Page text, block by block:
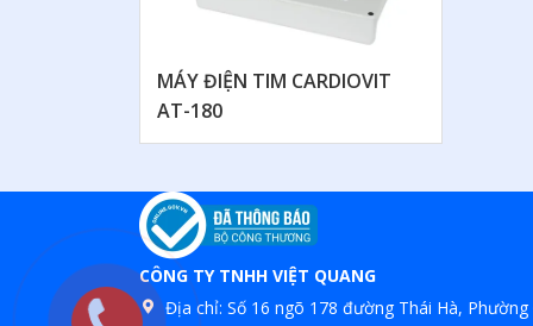
MÁY ĐIỆN TIM CARDIOVIT
AT-180
CÔNG TY TNHH VIỆT QUANG
Địa chỉ: Số 16 ngõ 178 đường Thái Hà,